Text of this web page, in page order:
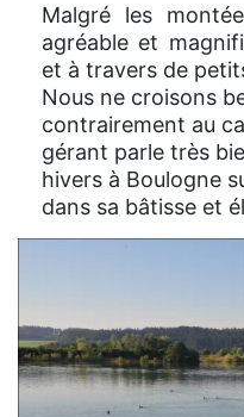
Malgré les
agréable et
et à travers de
Nous ne croisons
contrairement au
gérant parle très
hivers à Boulogne
dans sa bâtisse et